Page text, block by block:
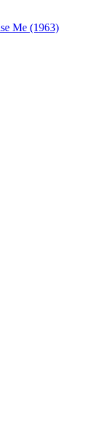
Me (1963)